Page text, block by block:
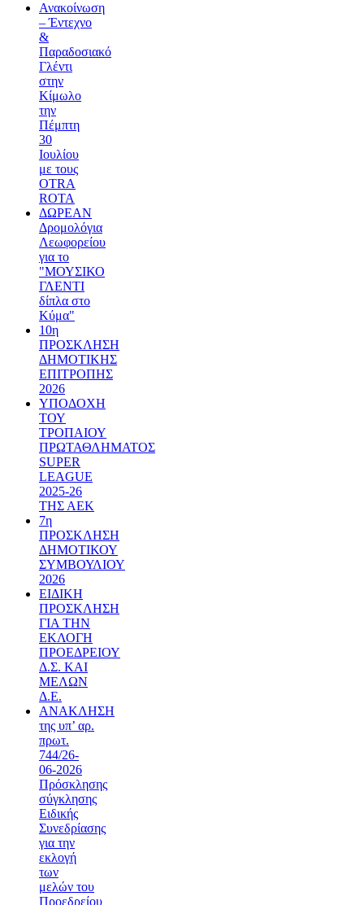
Ανακοίνωση
– Έντεχνο
&
Παραδοσιακό
Γλέντι
στην
Κίμωλο
την
Πέμπτη
30
Ιουλίου
με τους
OTRA
ROTA
ΔΩΡΕΑΝ
Δρομολόγια
Λεωφορείου
για το
"ΜΟΥΣΙΚΟ
ΓΛΕΝΤΙ
δίπλα στο
Κύμα"
10η
ΠΡΟΣΚΛΗΣΗ
ΔΗΜΟΤΙΚΗΣ
ΕΠΙΤΡΟΠΗΣ
2026
ΥΠΟΔΟΧΗ
ΤΟΥ
ΤΡΟΠΑΙΟΥ
ΠΡΩΤΑΘΛΗΜΑΤΟΣ
SUPER
LEAGUE
2025-26
ΤΗΣ ΑΕΚ
7η
ΠΡΟΣΚΛΗΣΗ
ΔΗΜΟΤΙΚΟΥ
ΣΥΜΒΟΥΛΙΟΥ
2026
ΕΙΔΙΚΗ
ΠΡΟΣΚΛΗΣΗ
ΓΙΑ ΤΗΝ
ΕΚΛΟΓΗ
ΠΡΟΕΔΡΕΙΟΥ
Δ.Σ. ΚΑΙ
ΜΕΛΩΝ
Δ.Ε.
ΑΝΑΚΛΗΣΗ
της υπ’ αρ.
πρωτ.
744/26-
06-2026
Πρόσκλησης
σύγκλησης
Ειδικής
Συνεδρίασης
για την
εκλογή
των
μελών του
Προεδρείου